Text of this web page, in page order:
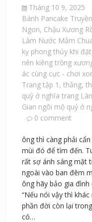
Tháng 10 9, 2025
Bánh Pancake
Ngon, Chậu Xương
Làm Nước Mắm
kỵ phong thủy khi
nên kiêng trồng
ác cùng cực - chơi
Trang tập 1 , thằng,
quỷ ở nghĩa trang
Gian ngôi mộ quỷ ở
0 comment
ông thì càng phải
mùi đó để tìm đến.
rất sợ ánh sáng mặt
ngoài vào ban đêm
ông hãy bảo gia
“Nếu nói vậy thì
phần đời còn lại
có…